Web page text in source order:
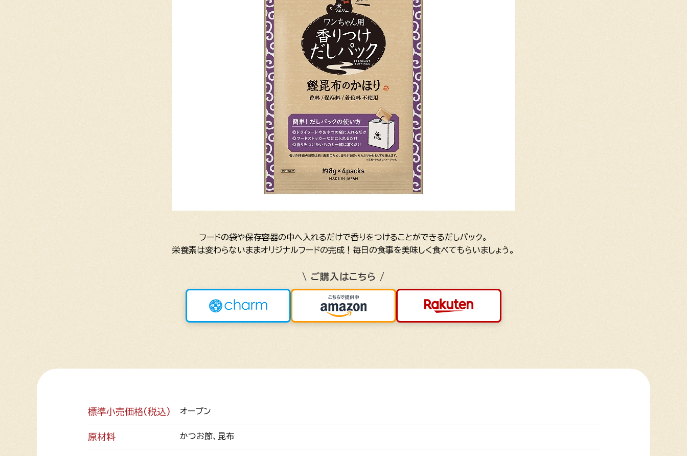
フードの袋や保存容器の中へ入れるだけで香りをつけることができるだしパック。
栄養素は変わらないままオリジナルフードの完成！毎日の食事を美味しく食べてもらいましょう。
\ ご購入はこちら /
標準小売価格(税込) オープン
原材料 かつお節、昆布